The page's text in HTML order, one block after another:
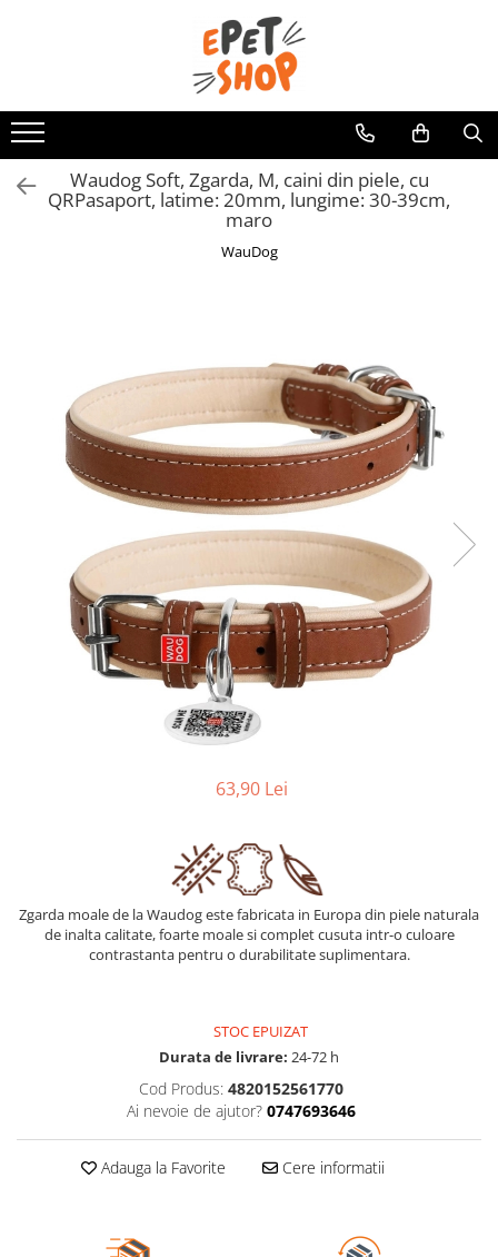
Hrana uscata
Hrana umeda
Recompense
Hrana uscata
Hrana umeda
RecompenseWaudog Soft, Zgarda, M, caini din piele, cu
QRPasaport, latime: 20mm, lungime: 30-39cm,
maro
WauDog
63,90 Lei
Zgarda moale de la Waudog este fabricata in Europa din piele naturala
de inalta calitate, foarte moale si complet cusuta intr-o culoare
contrastanta pentru o durabilitate suplimentara.
STOC EPUIZAT
Durata de livrare: 24-72 h
Cod Produs: 4820152561770
Ai nevoie de ajutor? 0747693646
Adauga la Favorite Cere informatii